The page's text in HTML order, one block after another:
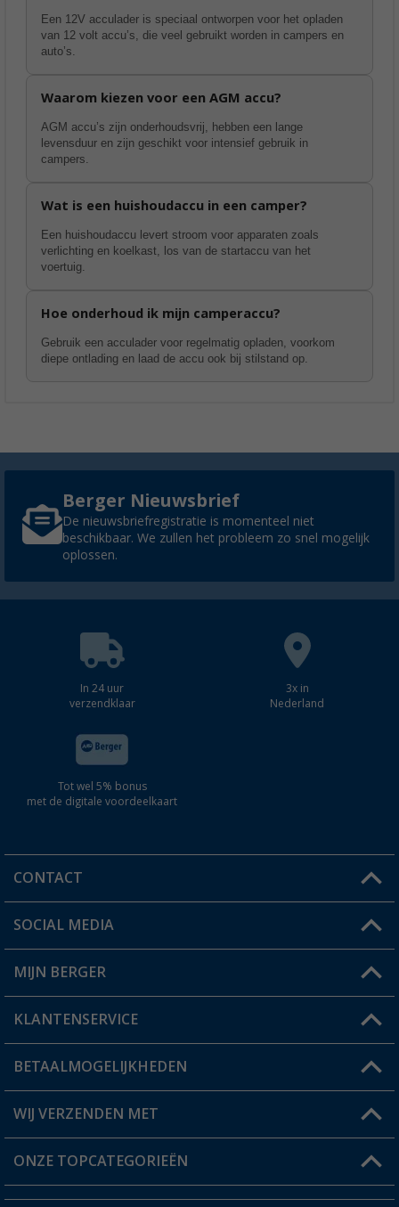
Een 12V acculader is speciaal ontworpen voor het opladen
van 12 volt accu’s, die veel gebruikt worden in campers en
auto’s.
Waarom kiezen voor een AGM accu?
AGM accu’s zijn onderhoudsvrij, hebben een lange
levensduur en zijn geschikt voor intensief gebruik in
campers.
Wat is een huishoudaccu in een camper?
Een huishoudaccu levert stroom voor apparaten zoals
verlichting en koelkast, los van de startaccu van het
voertuig.
Hoe onderhoud ik mijn camperaccu?
Gebruik een acculader voor regelmatig opladen, voorkom
diepe ontlading en laad de accu ook bij stilstand op.
Berger Nieuwsbrief
De nieuwsbriefregistratie is momenteel niet
beschikbaar. We zullen het probleem zo snel mogelijk
oplossen.
In 24 uur
verzendklaar
3x in
Nederland
Tot wel 5% bonus
met de digitale voordeelkaart
CONTACT
Een vraag?
Winkel vinden
SOCIAL MEDIA
MIJN BERGER
Mijn account
Status bestelling
Verlanglijstje
KLANTENSERVICE
FAQ & Contact
Verzendinformatie
Catalogus
BETAALMOGELIJKHEDEN
WIJ VERZENDEN MET
ONZE TOPCATEGORIEËN